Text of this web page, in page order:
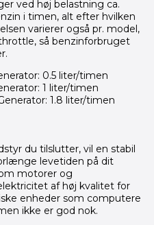
ved høj belastning ca.
i timen, alt efter hvilken
varierer også pr. model,
så benzinforbruget
0.5 liter/timen
1 liter/timen
1.8 liter/timen
du tilslutter, vil en stabil
levetiden på dit
motorer og
af høj kvalitet for
enheder som computere
ikke er god nok.